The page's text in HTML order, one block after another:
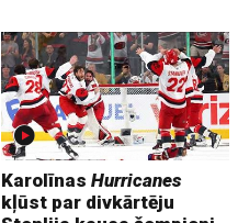
KarolīnasHurricanes
kļūst par divkārtēju